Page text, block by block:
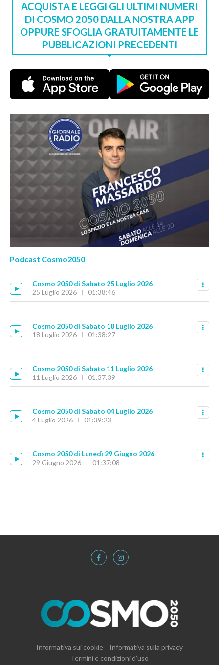
ACQUISTA E LEGGI GLI ULTIMI NUMERI
DI COSMO 2050 DALLA NOSTRA APP
OPPURE SFOGLIA GRATUITAMENTE LE
PUBBLICAZIONI PRECEDENTI
Podcast Cosmo2050
Cosmo 2050 di Sabato 25 Luglio 2026
25 Luglio 2026
01:38:46
Cosmo 2050 di Sabato 18 Luglio 2026
18 Luglio 2026
01:38:27
Cosmo 2050 di Sabato 11 Luglio 2026
11 Luglio 2026
01:37:39
Cosmo 2050 di Sabato 04 Luglio 2026
4 Luglio 2026
01:39:23
Cosmo 2050 di Lunedì 29 Giugno 2026
29 Giugno 2026
01:37:08
Informativa sui cookie
Informativa sulla privacy
Termini e condizioni d’uso